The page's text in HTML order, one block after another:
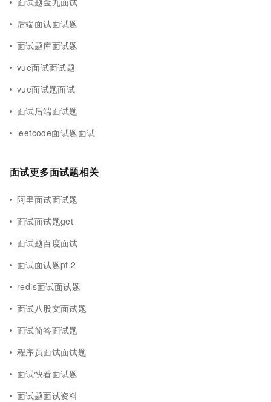
后端面试面试题
面试题库面试题
vue面试面试题
vue面试题面试
面试后端面试题
leetcode面试题面试
面试更多面试题相关
阿里面试面试题
面试面试题get
面试题百度面试
面试面试题pt.2
redis面试面试题
面试八股文面试题
面试简答面试题
程序员面试面试题
面试快看面试题
面试题面试资料